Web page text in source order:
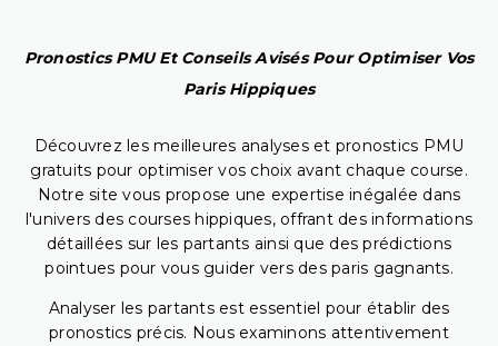
Pronostics PMU Et Conseils Avisés Pour Optimiser Vos
Paris Hippiques
Découvrez les meilleures analyses et pronostics PMU
gratuits pour optimiser vos choix avant chaque course.
Notre site vous propose une expertise inégalée dans
l'univers des courses hippiques, offrant des informations
détaillées sur les partants ainsi que des prédictions
pointues pour vous guider vers des paris gagnants.
Analyser les partants est essentiel pour établir des
pronostics précis. Nous examinons attentivement